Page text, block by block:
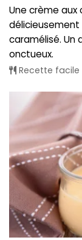
Une crème
caramélisé. Un
onctueux.
Recette facile